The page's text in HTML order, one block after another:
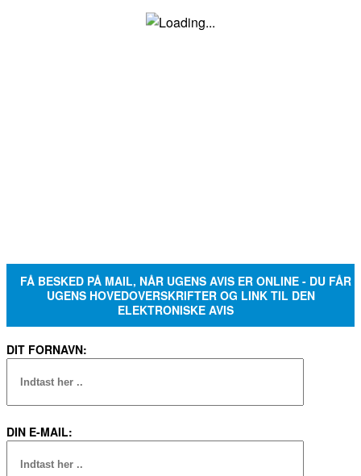
FÅ BESKED PÅ MAIL, NÅR UGENS AVIS ER ONLINE - DU FÅR
UGENS HOVEDOVERSKRIFTER OG LINK TIL DEN
ELEKTRONISKE AVIS
DIT FORNAVN:
DIN E-MAIL: